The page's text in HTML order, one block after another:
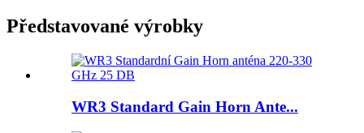
Představované výrobky
WR3 Standard Gain Horn Ante...